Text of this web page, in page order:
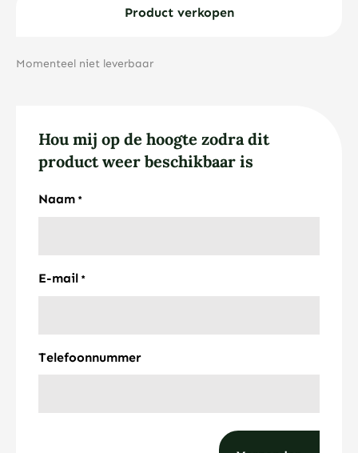
Product verkopen
Momenteel niet leverbaar
Hou mij op de hoogte zodra dit
product weer beschikbaar is
Naam *
E-mail *
Telefoonnummer